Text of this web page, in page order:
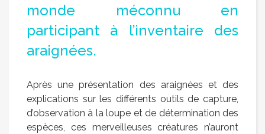
monde méconnu en
participant à l’inventaire des
araignées.
Après une présentation des araignées et des
explications sur les différents outils de capture,
d’observation à la loupe et de détermination des
espèces, ces merveilleuses créatures n’auront